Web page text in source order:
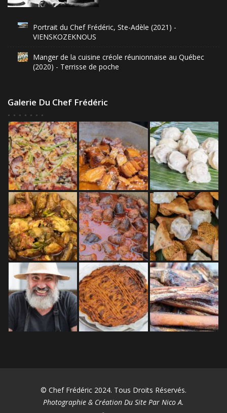
Portrait du Chef Frédéric, Ste-Adèle (2021) -
VIENSKOZEKNOUS
Manger de la cuisine créole réunionnaise au Québec
(2020) - Terrisse de poche
Galerie Du Chef Frédéric
© Chef Frédéric 2024. Tous Droits Réservés.
Photographie & Création Du Site Par Nico A.